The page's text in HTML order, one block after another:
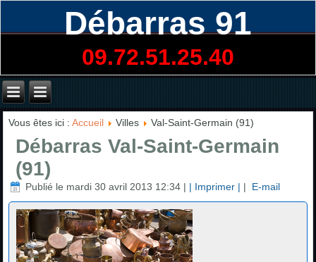
Débarras 91
09.72.51.25.40
Vous êtes ici :Accueil Villes Val-Saint-Germain (91)
Débarras Val-Saint-Germain
(91)
Publié le mardi 30 avril 2013 12:34 | | Imprimer | | E-mail